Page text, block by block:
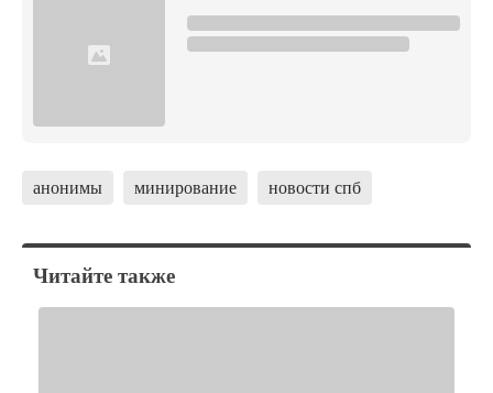
анонимы минирование новости спб
Читайте также